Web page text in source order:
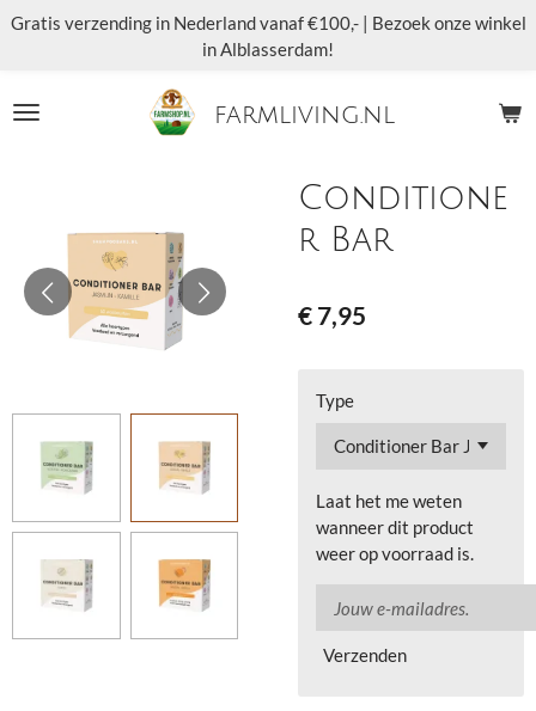
Ga
de
farmliving.nl
Gratis verzending in Nederland vanaf €100,- | Bezoek onze winkel
in Alblasserdam!
Conditione
r Bar
€ 7,95
Type
Laat het me weten
wanneer dit product
weer op voorraad is.
Verzenden